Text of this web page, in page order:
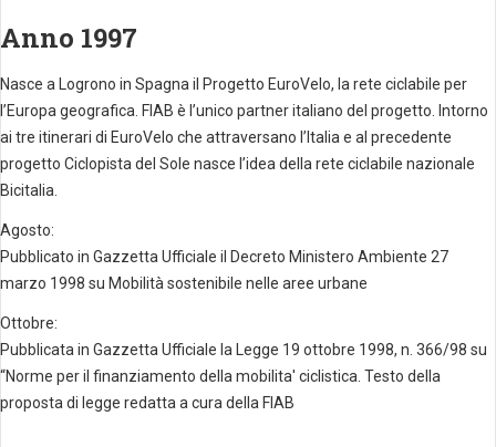
Anno 1997
Nasce a Logrono in Spagna il Progetto EuroVelo, la rete ciclabile per
l’Europa geografica. FIAB è l’unico partner italiano del progetto. Intorno
ai tre itinerari di EuroVelo che attraversano l’Italia e al precedente
progetto Ciclopista del Sole nasce l’idea della rete ciclabile nazionale
Bicitalia.
Agosto:
Pubblicato in Gazzetta Ufficiale il Decreto Ministero Ambiente 27
marzo 1998 su Mobilità sostenibile nelle aree urbane
Ottobre:
Pubblicata in Gazzetta Ufficiale la Legge 19 ottobre 1998, n. 366/98 su
“Norme per il finanziamento della mobilita' ciclistica. Testo della
proposta di legge redatta a cura della FIAB